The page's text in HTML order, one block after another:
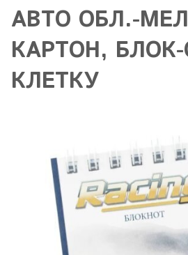
АВТО ОБЛ.-
КАРТОН,
КЛЕТКУ